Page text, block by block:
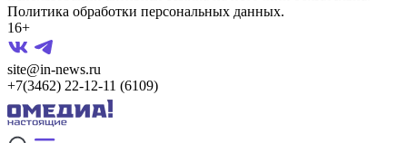
Политика обработки персональных данных.
16+
site@in-news.ru
+7(3462) 22-12-11 (6109)